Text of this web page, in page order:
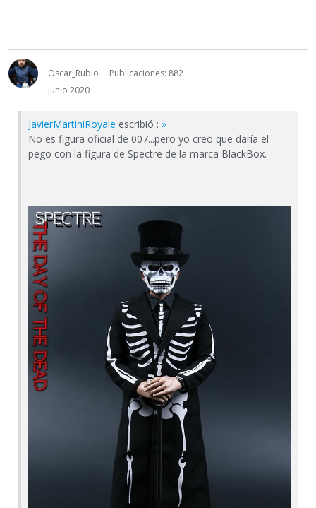
Oscar_Rubio
Publicaciones: 882
junio 2020
JavierMartiniRoyale escribió : »
No es figura oficial de 007...pero yo creo que daría el
pego con la figura de Spectre de la marca BlackBox.